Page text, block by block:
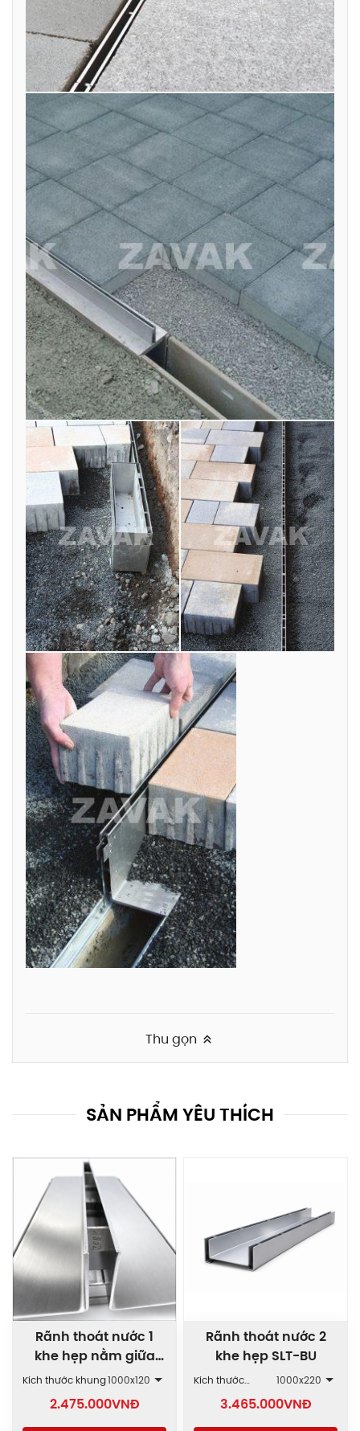
Thu gọn
SẢN PHẨM YÊU THÍCH
Rãnh thoát nước 1
khe hẹp nằm giữa
SLT-BT
Kích thước khung1000x120
2.475.000VNĐ
Rãnh thoát nước 2
khe hẹp SLT-BU
Kích thước
1000x220
3.465.000VNĐ